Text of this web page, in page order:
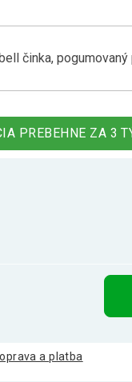
činka, pogumovaný
činka, pogumovaný
činka,
činka,
PREBEHNE ZA 3
a platba